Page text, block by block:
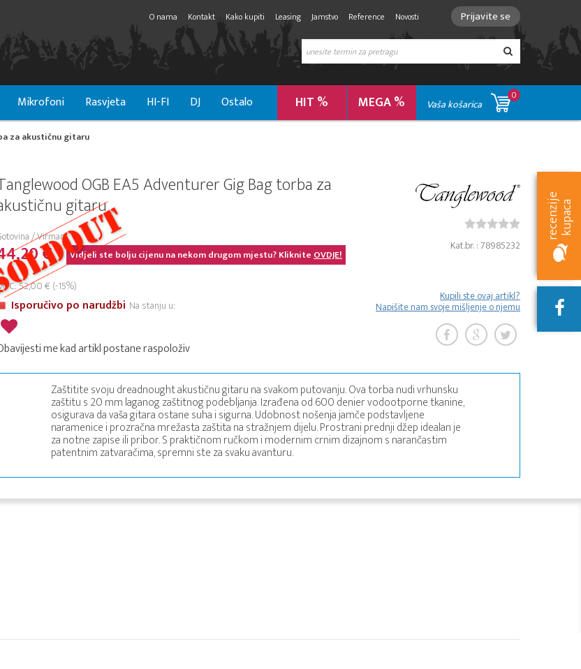
Prijavite se
O nama Kontakt Kako kupiti Leasing Jamstvo Reference Novosti
Mikrofoni Rasvjeta HI-FI DJ Ostalo Vaša košarica
0
MEGA %
HIT %
za akustičnu gitaru
OGB EA5 Adventurer Gig Bag torba za
gitaru
/ Virman
€ Vidjeli ste bolju cijenu na nekom drugom mjestu? KlikniteOVDJE!
52,00 € (-15%)
Isporučivo po narudžbi Na stanju u:
me kad artikl postane raspoloživ
Kat.br. : 78985232
Kupili ste ovaj artikl?
Napišite nam svoje mišljenje o njemu
Zaštitite svoju dreadnought akustičnu gitaru na svakom putovanju. Ova torba nudi vrhunsku
zaštitu s 20 mm laganog zaštitnog podebljanja. Izrađena od 600 denier vodootporne tkanine,
osigurava da vaša gitara ostane suha i sigurna. Udobnost nošenja jamče podstavljene
naramenice i prozračna mrežasta zaštita na stražnjem dijelu. Prostrani prednji džep idealan je
za notne zapise ili pribor. S praktičnom ručkom i modernim crnim dizajnom s narančastim
patentnim zatvaračima, spremni ste za svaku avanturu.
r
e
c
e
n
z
ij
e
k
u
p
a
ca